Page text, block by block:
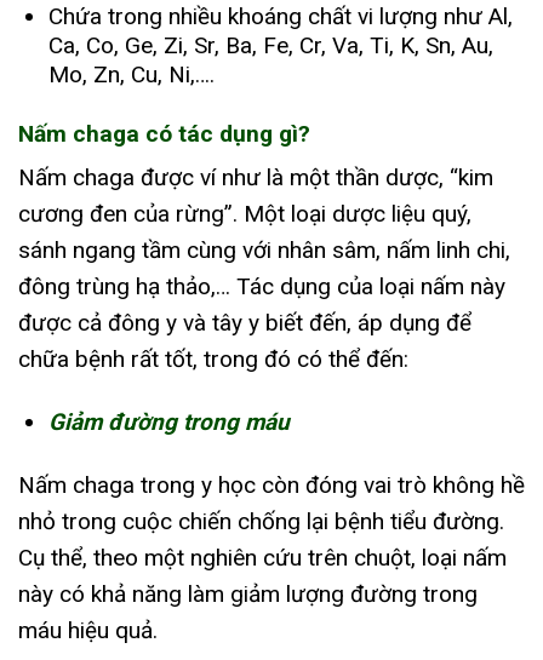
Chứa trong nhiều khoáng chất vi lượng như Al,
Ca, Co, Ge, Zi, Sr, Ba, Fe, Cr, Va, Ti, K, Sn, Au,
Mo, Zn, Cu, Ni,….
Nấm chaga có tác dụng gì?
Nấm chaga được ví như là một thần dược, “kim
cương đen của rừng”. Một loại dược liệu quý,
sánh ngang tầm cùng với nhân sâm, nấm linh chi,
đông trùng hạ thảo,… Tác dụng của loại nấm này
được cả đông y và tây y biết đến, áp dụng để
chữa bệnh rất tốt, trong đó có thể đến:
Giảm đường trong máu
Nấm chaga trong y học còn đóng vai trò không hề
nhỏ trong cuộc chiến chống lại bệnh tiểu đường.
Cụ thể, theo một nghiên cứu trên chuột, loại nấm
này có khả năng làm giảm lượng đường trong
máu hiệu quả.